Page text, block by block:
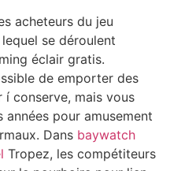
acheteurs du jeu
se déroulent
éclair gratis.
de emporter des
í conserve, mais vous
pour amusement
Dans baywatch
Tropez, les compétiteurs